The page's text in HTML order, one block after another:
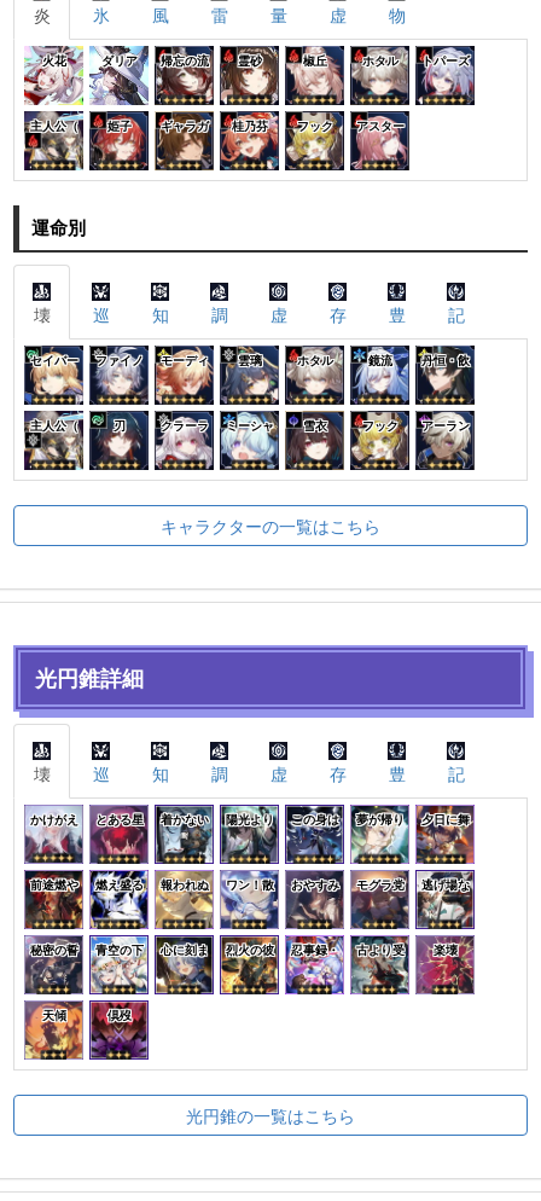
炎 氷 風 雷 量 虚 物
火花 ダリア 帰忘の流 霊砂 椒丘 ホタル トパーズ
主人公（ 姫子 ギャラガ 桂乃芬 フック アスター
運命別
壊 巡 知 調 虚 存 豊 記
セイバー ファイノ モーディ 雲璃 ホタル 鏡流 丹恒・飲
主人公（ 刃 クラーラ ミーシャ 雪衣 フック アーラン
キャラクターの一覧はこちら
光円錐詳細
壊 巡 知 調 虚 存 豊 記
かけがえ とある星 着かない 陽光より この身は 夢が帰り 夕日に舞
前途燃や 燃え盛る 報われぬ ワン！散 おやすみ モグラ党 逃げ場な
秘密の誓 青空の下 心に刻ま 烈火の彼 忍事録・ 古より受 楽壊
天傾 倶歿
光円錐の一覧はこちら